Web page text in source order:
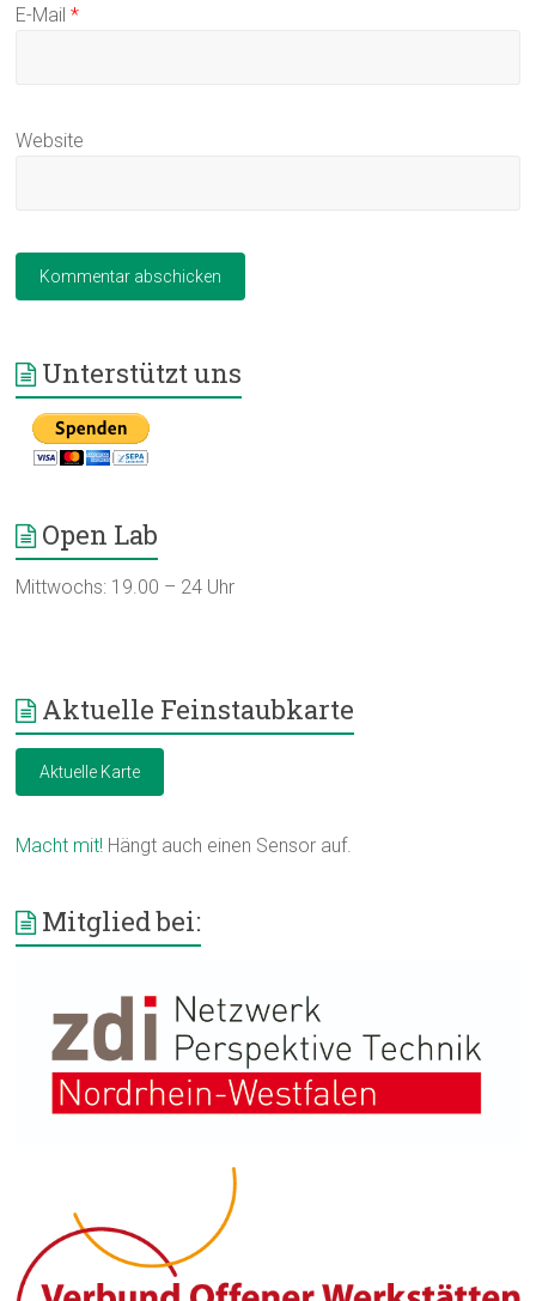
E-Mail*
Website
Unterstützt uns
Open Lab
Mittwochs: 19.00 – 24 Uhr
Aktuelle Feinstaubkarte
Aktuelle Karte
Macht mit! Hängt auch einen Sensor auf.
Mitglied bei: